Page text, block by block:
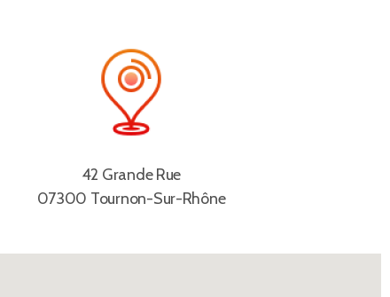
42 Grande Rue
07300 Tournon-Sur-Rhône